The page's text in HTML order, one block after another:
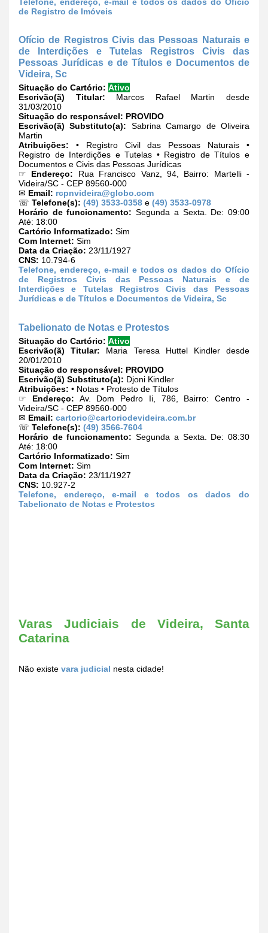
de Registro de Imóveis
Ofício de Registros Civis das Pessoas Naturais e
de Interdições e Tutelas Registros Civis das
Pessoas Jurídicas e de Títulos e Documentos de
Videira, Sc
Situação do Cartório: Ativo
Escrivão(ã) Titular: Marcos Rafael Martin desde
31/03/2010
Situação do responsável: PROVIDO
Escrivão(ã) Substituto(a): Sabrina Camargo de Oliveira
Martin
Atribuições: • Registro Civil das Pessoas Naturais •
Registro de Interdições e Tutelas • Registro de Títulos e
Documentos e Civis das Pessoas Jurídicas
☞ Endereço: Rua Francisco Vanz, 94, Bairro: Martelli -
Videira/SC - CEP 89560-000
✉ Email: rcpnvideira@globo.com
☏ Telefone(s): (49) 3533-0358 e (49) 3533-0978
Horário de funcionamento: Segunda a Sexta. De: 09:00
Até: 18:00
Cartório Informatizado: Sim
Com Internet: Sim
Data da Criação: 23/11/1927
CNS: 10.794-6
Telefone, endereço, e-mail e todos os dados do Ofício
de Registros Civis das Pessoas Naturais e de
Interdições e Tutelas Registros Civis das Pessoas
Jurídicas e de Títulos e Documentos de Videira, Sc
Tabelionato de Notas e Protestos
Situação do Cartório: Ativo
Escrivão(ã) Titular: Maria Teresa Huttel Kindler desde
20/01/2010
Situação do responsável: PROVIDO
Escrivão(ã) Substituto(a): Djoni Kindler
Atribuições: • Notas • Protesto de Títulos
☞ Endereço: Av. Dom Pedro Ii, 786, Bairro: Centro -
Videira/SC - CEP 89560-000
✉ Email: cartorio@cartoriodevideira.com.br
☏ Telefone(s): (49) 3566-7604
Horário de funcionamento: Segunda a Sexta. De: 08:30
Até: 18:00
Cartório Informatizado: Sim
Com Internet: Sim
Data da Criação: 23/11/1927
CNS: 10.927-2
Telefone, endereço, e-mail e todos os dados do
Tabelionato de Notas e Protestos
Varas Judiciais de Videira, Santa
Catarina
Não existe vara judicial nesta cidade!